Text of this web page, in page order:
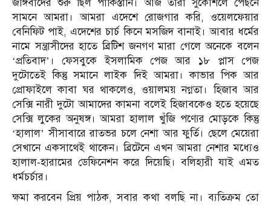
জঙ্গিবাদের শুরু ছিল পাকিস্তানি। আজ তারা সুকৌশলে পেছনে
সামনে আমরা। আমরা এদেশে রোজগার করি, ওয়েলফেয়ার
বেনিফিট পাই, এদেশের চার্চ কিনে মসজিদ বানাই। আবার ধর্মের
নামে সন্ত্রাসীদের হাতে ব্রিটিশ জনগণ মারা গেলে অনেকে বলেন
‘প্রতিবাদ’। ফেসবুকে ইসলামিক পেজ আর ১৮ প্লাস পেজ
দুটোতেই কিন্তু সমানে লাইক দিই আমরা। কাভার পিক আর
প্রোফাইলে কাবা ঘর থাকলেও, ওয়ালময় নগ্নতা। হিজাব আর
সেক্সি নারী দুটো আমাদের কামনা বলেই হিজাবকেও হতে হয়েছে
সেক্সি লুকের অনুষঙ্গ। আমরা হালাল খুঁজি পণ্যের মোড়কে কিন্তু
‘হালাল’ সীসাবারে রাতভর চলে নেশা আর ফুর্তি। ছেলে মেয়েরা
সেখানে একসাথেই থাকেন। ব্রিটেনে এখন আমরা নেশার মধ্যেও
হালাল-হারামের ডেফিনেশন করে দিয়েছি। বলিহারী যাই এমত
ধর্মচর্চার।
ক্ষমা করবেন প্রিয় পাঠক, সবার কথা বলছি না। ব্যতিক্রম তো